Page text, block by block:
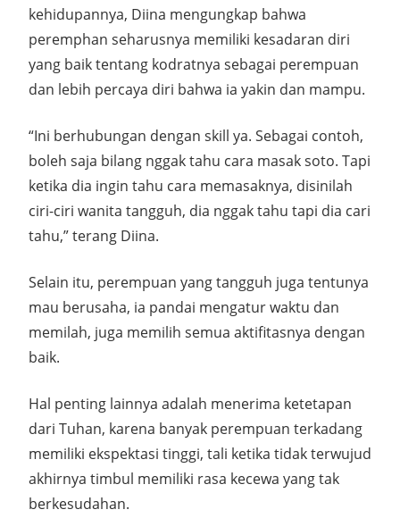
kehidupannya, Diina mengungkap bahwa
peremphan seharusnya memiliki kesadaran diri
yang baik tentang kodratnya sebagai perempuan
dan lebih percaya diri bahwa ia yakin dan mampu.
“Ini berhubungan dengan skill ya. Sebagai contoh,
boleh saja bilang nggak tahu cara masak soto. Tapi
ketika dia ingin tahu cara memasaknya, disinilah
ciri-ciri wanita tangguh, dia nggak tahu tapi dia cari
tahu,” terang Diina.
Selain itu, perempuan yang tangguh juga tentunya
mau berusaha, ia pandai mengatur waktu dan
memilah, juga memilih semua aktifitasnya dengan
baik.
Hal penting lainnya adalah menerima ketetapan
dari Tuhan, karena banyak perempuan terkadang
memiliki ekspektasi tinggi, tali ketika tidak terwujud
akhirnya timbul memiliki rasa kecewa yang tak
berkesudahan.